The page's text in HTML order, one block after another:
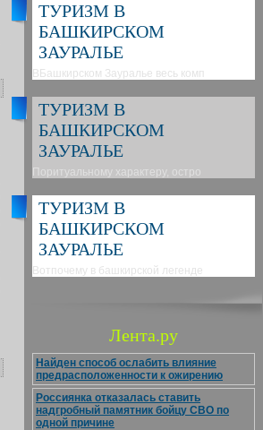
ТУРИЗМ В
БАШКИРСКОМ
ЗАУРАЛЬЕ
ВБашкирском Зауралье весь комп
ТУРИЗМ В
БАШКИРСКОМ
ЗАУРАЛЬЕ
Поритуальному характеру, остро
ТУРИЗМ В
БАШКИРСКОМ
ЗАУРАЛЬЕ
Вотпочему в башкирской легенде
Лента.ру
Найден способ ослабить влияние
предрасположенности к ожирению
Россиянка отказалась ставить
надгробный памятник бойцу СВО по
одной причине